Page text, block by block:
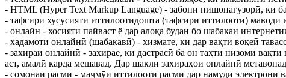
- НТМL (Нуреr Техt Маrkup Language) - забони нишонагузорӣ, ки
- тафсири хусусияти иттилоотидошта (тафсири иттилоотӣ) маводи
- онлайн - хосияти пайваст ё дар алоқа будан бо шабакаи
- хадамоти онлайнӣ (шабакавӣ) - хизмате, ки дар вақти воқеӣ
- захираи онлайнӣ - захирае, ки дастрасӣ ба он таҳти низоми
аст, амалӣ карда мешавад. Дар шакли захираҳои онлайнӣ
- сомонаи расмӣ - маҷмӯи иттилооти расмӣ дар намуди электронӣ